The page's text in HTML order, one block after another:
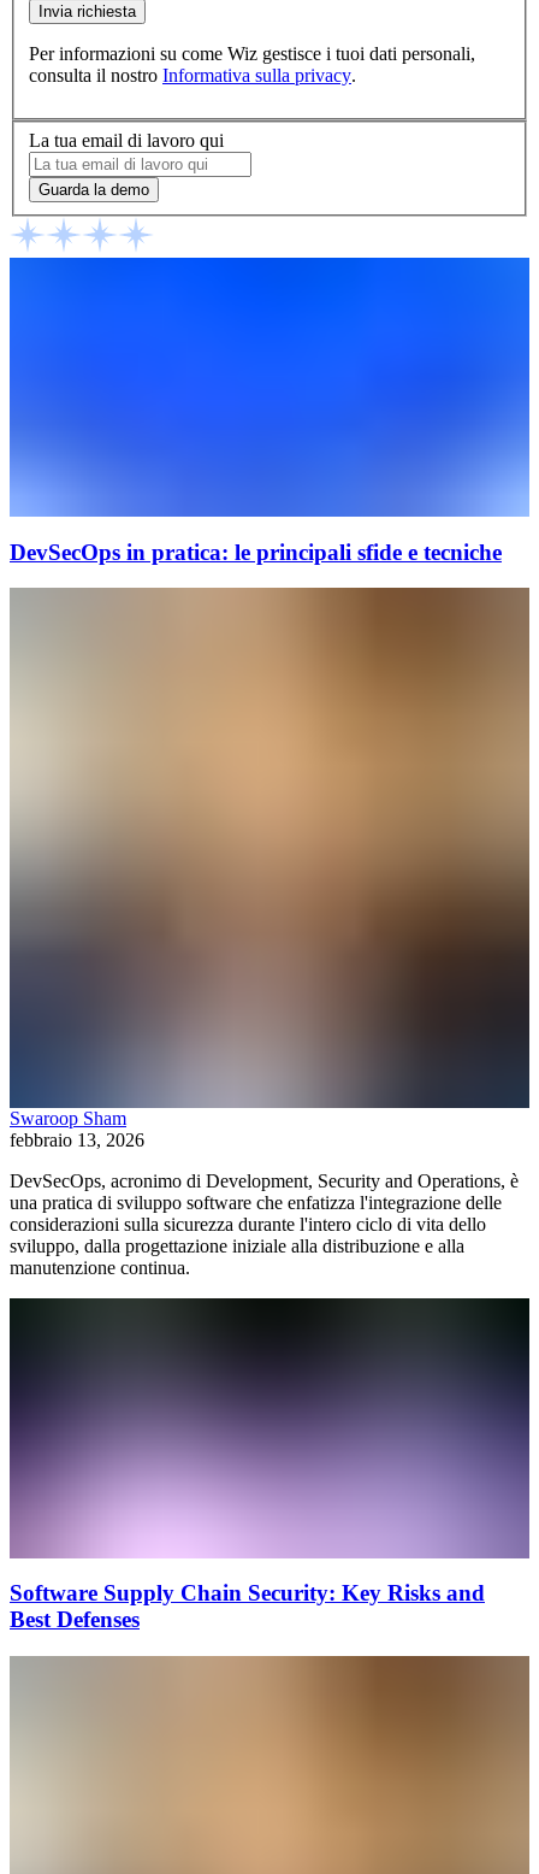
Invia richiesta
Per informazioni su come Wiz gestisce i tuoi dati personali,
consulta il nostro Informativa sulla privacy.
La tua email di lavoro qui
Guarda la demo
DevSecOps in pratica: le principali sfide e tecniche
Swaroop Sham
febbraio 13, 2026
DevSecOps, acronimo di Development, Security and Operations, è
una pratica di sviluppo software che enfatizza l'integrazione delle
considerazioni sulla sicurezza durante l'intero ciclo di vita dello
sviluppo, dalla progettazione iniziale alla distribuzione e alla
manutenzione continua.
Software Supply Chain Security: Key Risks and
Best Defenses